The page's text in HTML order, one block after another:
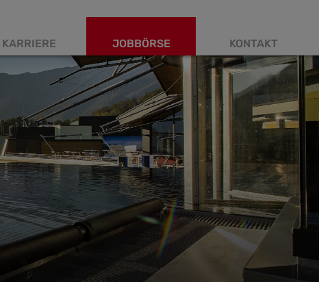
KARRIERE JOBBÖRSE KONTAKT